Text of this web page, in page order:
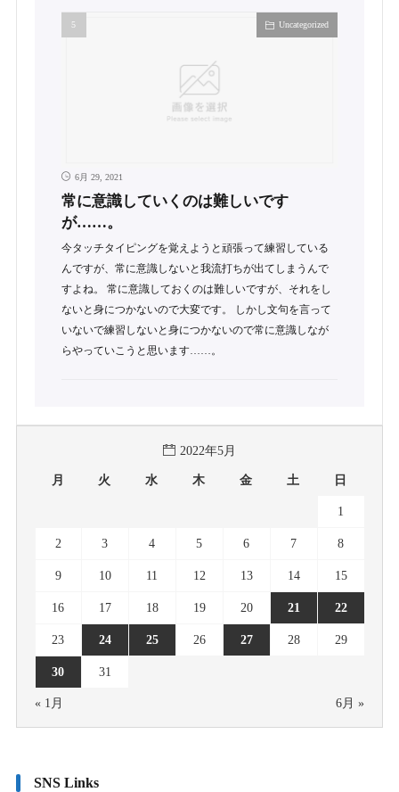
Uncategorized
6月 29, 2021
常に意識していくのは難しいです
が……。
今タッチタイピングを覚えようと頑張って練習している
んですが、常に意識しないと我流打ちが出てしまうんで
すよね。 常に意識しておくのは難しいですが、それをし
ないと身につかないので大変です。 しかし文句を言って
いないで練習しないと身につかないので常に意識しなが
らやっていこうと思います……。
2022年5月
月 火 水 木 金 土 日
1
2 3 4 5 6 7 8
9 10 11 12 13 14 15
16 17 18 19 20 21 22
23 24 25 26 27 28 29
30 31
« 1月 6月 »
SNS Links